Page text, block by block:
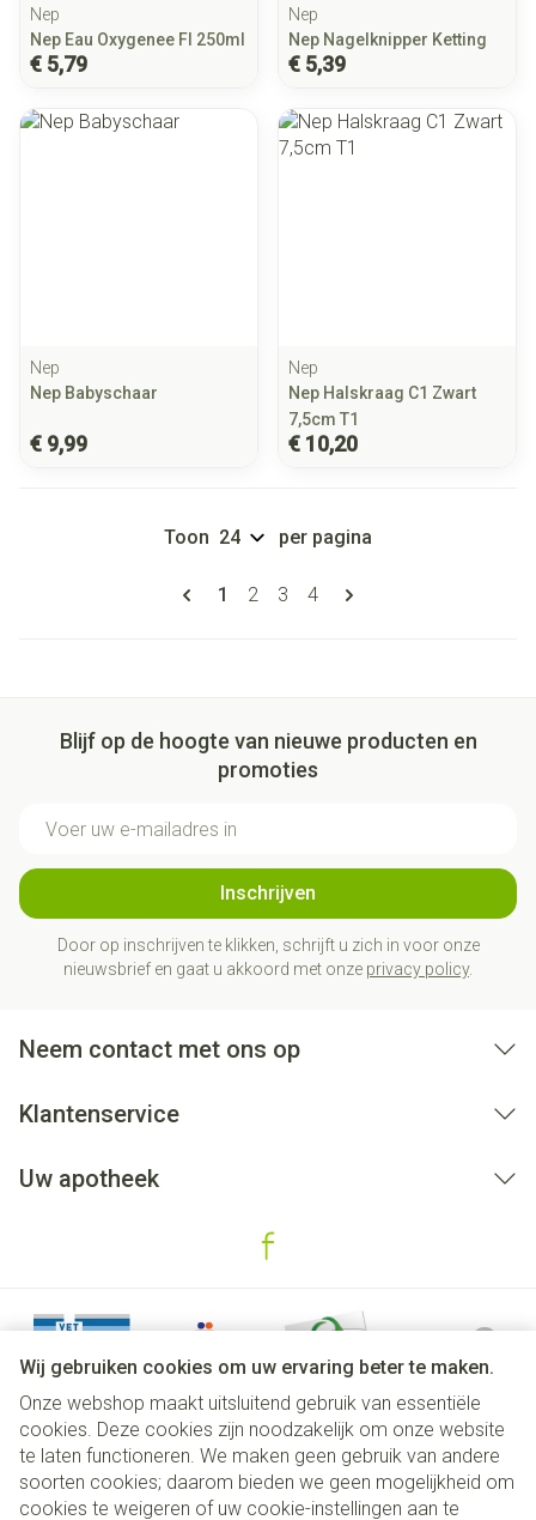
Wij gebruiken cookies om uw ervaring beter te maken.
Onze webshop maakt uitsluitend gebruik van essentiële
cookies. Deze cookies zijn noodzakelijk om onze website
te laten functioneren. We maken geen gebruik van andere
soorten cookies; daarom bieden we geen mogelijkheid om
cookies te weigeren of uw cookie-instellingen aan te
Nep
Nep Eau Oxygenee Fl 250ml
€ 5,79
Nep
Nep Nagelknipper Ketting
€ 5,39
Nep
Nep Babyschaar
€ 9,99
Nep
Nep Halskraag C1 Zwart
7,5cm T1
€ 10,20
Pagina's
U lees momenteel pagina
1 Pagina
2 Pagina
3 Pagina
4
Toon per pagina
Blijf op de hoogte van nieuwe producten en
promoties
Inschrijven
Door op inschrijven te klikken, schrijft u zich in voor onze
nieuwsbrief en gaat u akkoord met onze privacy policy.
Neem contact met ons op
Klantenservice
Uw apotheek